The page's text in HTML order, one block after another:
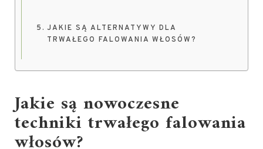
JAKIE SĄ ALTERNATYWY DLA
TRWAŁEGO FALOWANIA WŁOSÓW?
Jakie są nowoczesne
techniki trwałego falowania